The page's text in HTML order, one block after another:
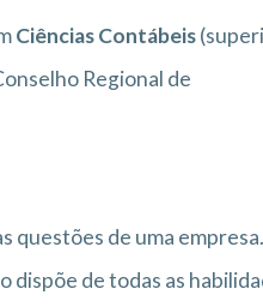
Ciências Contábeis
Regional de
questões de uma
dispõe de todas as